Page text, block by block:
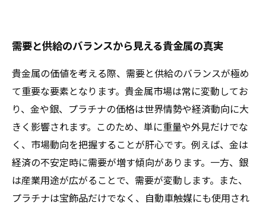
需要と供給のバランスから見える貴金属の真実
貴金属の価値を考える際、需要と供給のバランスが極め
て重要な要素となります。貴金属市場は常に変動してお
り、金や銀、プラチナの価格は世界情勢や経済動向に大
きく影響されます。このため、単に重量や外見だけでな
く、市場動向を把握することが肝心です。例えば、金は
経済の不安定時に需要が増す傾向があります。一方、銀
は産業用途が広がることで、需要が変動します。また、
プラチナは宝飾品だけでなく、自動車触媒にも使用され